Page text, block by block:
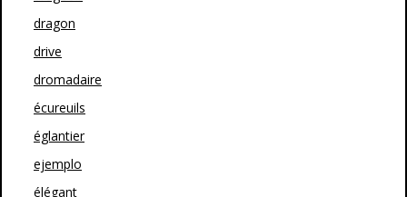
dragon
drive
dromadaire
écureuils
églantier
ejemplo
élégant